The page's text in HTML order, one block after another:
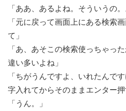
「ああ、あるよね。そういうの。
「元に戻って画面上にある検索
て」
「あ、あそこの検索使っちゃっ
違い多いよね」
「ちがうんですよ、いれたんで
字入れてからそのままエンター押
「うん。」